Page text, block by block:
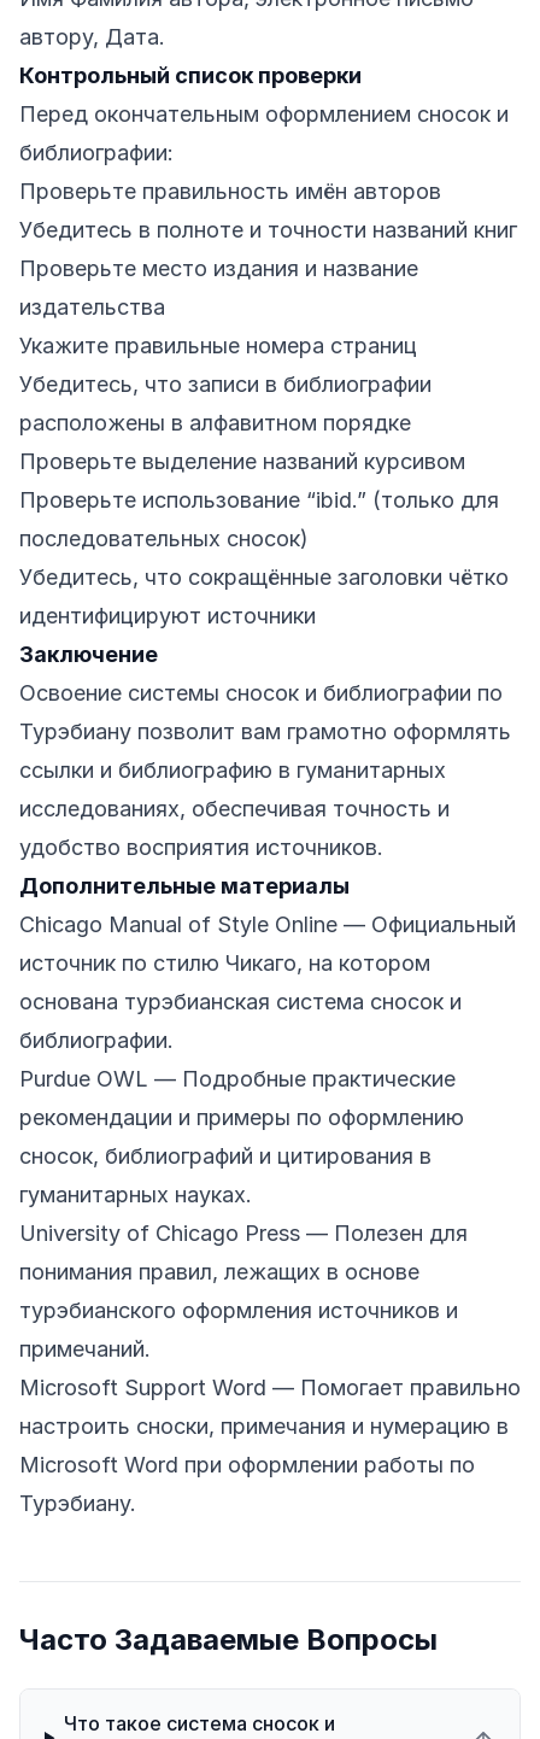
автору, Дата.
Контрольный список проверки
Перед окончательным оформлением сносок и
библиографии:
Проверьте правильность имён авторов
Убедитесь в полноте и точности названий книг
Проверьте место издания и название
издательства
Укажите правильные номера страниц
Убедитесь, что записи в библиографии
расположены в алфавитном порядке
Проверьте выделение названий курсивом
Проверьте использование “ibid.” (только для
последовательных сносок)
Убедитесь, что сокращённые заголовки чётко
идентифицируют источники
Заключение
Освоение системы сносок и библиографии по
Турэбиану позволит вам грамотно оформлять
ссылки и библиографию в гуманитарных
исследованиях, обеспечивая точность и
удобство восприятия источников.
Дополнительные материалы
Chicago Manual of Style Online — Официальный
источник по стилю Чикаго, на котором
основана турэбианская система сносок и
библиографии.
Purdue OWL — Подробные практические
рекомендации и примеры по оформлению
сносок, библиографий и цитирования в
гуманитарных науках.
University of Chicago Press — Полезен для
понимания правил, лежащих в основе
турэбианского оформления источников и
примечаний.
Microsoft Support Word — Помогает правильно
настроить сноски, примечания и нумерацию в
Microsoft Word при оформлении работы по
Турэбиану.
Часто Задаваемые Вопросы
Что такое система сносок и